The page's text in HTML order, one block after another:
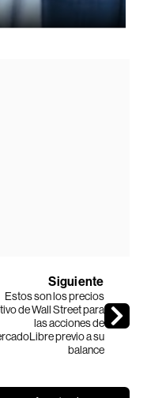
Siguiente
Estos son los precios
de Wall Street para
las acciones de
previo a su
balance